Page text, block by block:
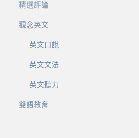
精選評論
觀念英文
英文口說
英文文法
英文聽力
雙語教育